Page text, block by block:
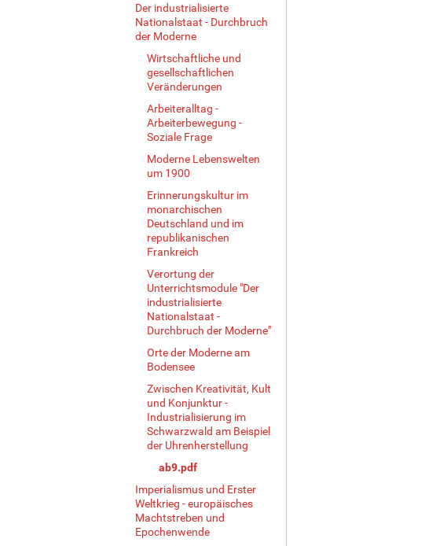
Der industrialisierte
Nationalstaat - Durchbruch
der Moderne
Wirtschaftliche und
gesellschaftlichen
Veränderungen
Arbeiteralltag -
Arbeiterbewegung -
Soziale Frage
Moderne Lebenswelten
um 1900
Erinnerungskultur im
monarchischen
Deutschland und im
republikanischen
Frankreich
Verortung der
Unterrichtsmodule "Der
industrialisierte
Nationalstaat -
Durchbruch der Moderne"
Orte der Moderne am
Bodensee
Zwischen Kreativität, Kult
und Konjunktur -
Industrialisierung im
Schwarzwald am Beispiel
der Uhrenherstellung
ab9.pdf
Imperialismus und Erster
Weltkrieg - europäisches
Machtstreben und
Epochenwende